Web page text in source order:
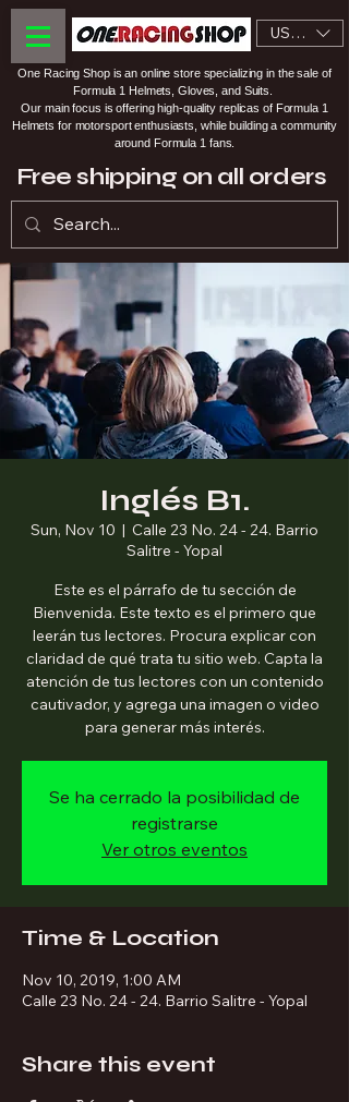
USD ($)
One Racing Shop is an online store specializing in the sale of
Formula 1 Helmets, Gloves, and Suits.
Our main focus is offering high-quality replicas of Formula 1
Helmets for motorsport enthusiasts, while building a community
around Formula 1 fans.
Free shipping on all orders
Inglés B1.
Sun, Nov 10
  |
Calle 23 No. 24 - 24. Barrio
Salitre - Yopal
Este es el párrafo de tu sección de
Bienvenida. Este texto es el primero que
leerán tus lectores. Procura explicar con
claridad de qué trata tu sitio web. Capta la
atención de tus lectores con un contenido
cautivador, y agrega una imagen o video
para generar más interés.
Se ha cerrado la posibilidad de
registrarse
Ver otros eventos
Time & Location
Nov 10, 2019, 1:00 AM
Calle 23 No. 24 - 24. Barrio Salitre - Yopal
Share this event